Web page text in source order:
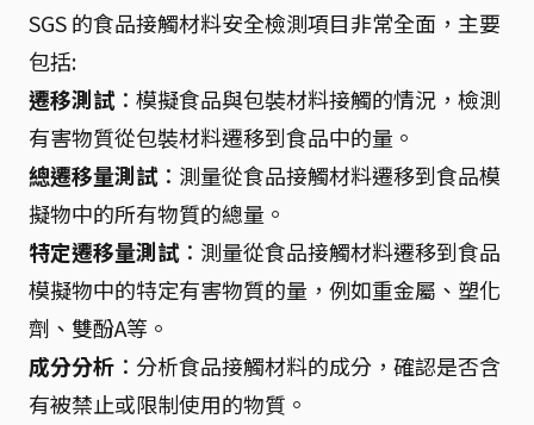
SGS 的食品接觸材料安全檢測項目非常全面，主要
包括:
遷移測試：模擬食品與包裝材料接觸的情況，檢測
有害物質從包裝材料遷移到食品中的量。
總遷移量測試：測量從食品接觸材料遷移到食品模
擬物中的所有物質的總量。
特定遷移量測試：測量從食品接觸材料遷移到食品
模擬物中的特定有害物質的量，例如重金屬、塑化
劑、雙酚A等。
成分分析 ：分析食品接觸材料的成分，確認是否含
有被禁止或限制使用的物質。